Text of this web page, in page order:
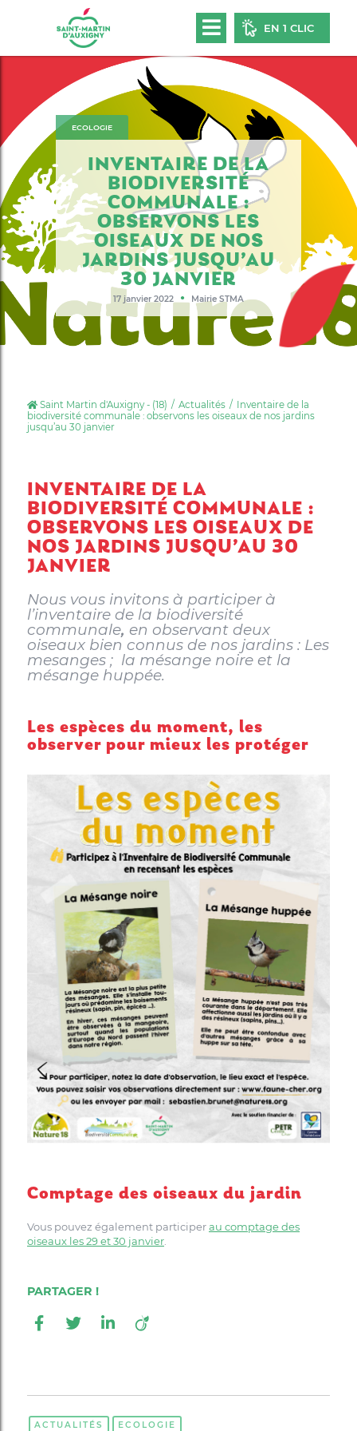
EN 1 CLIC
ECOLOGIE
INVENTAIRE DE LA
BIODIVERSITÉ
COMMUNALE :
OBSERVONS LES
OISEAUX DE NOS
JARDINS JUSQU’AU
30 JANVIER
17 janvier 2022 ● Mairie STMA
Saint Martin d'Auxigny - (18) Actualités
Inventaire de la
biodiversité communale : observons les oiseaux de nos jardins
jusqu’au 30 janvier
INVENTAIRE DE LA
BIODIVERSITÉ COMMUNALE :
OBSERVONS LES OISEAUX DE
NOS JARDINS JUSQU’AU 30
JANVIER
Nous vous invitons à participer à
l’inventaire de la biodiversité
communale, en observant deux
oiseaux bien connus de nos jardins : Les
mesanges ; la mésange noire et la
mésange huppée.
Les espèces du moment, les
observer pour mieux les protéger
Comptage des oiseaux du jardin
Vous pouvez également participerau comptage des
oiseaux les 29 et 30 janvier
ACTUALITÉS ECOLOGIE